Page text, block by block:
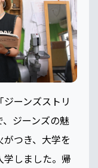
ーンズストリ
ジーンズの魅
つき、大学を
学しました。帰